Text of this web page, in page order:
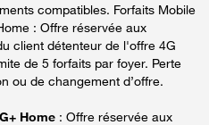
compatibles. Forfaits Mobile
: Offre réservée aux
client détenteur de l'offre 4G
de 5 forfaits par foyer. Perte
ou de changement d’offre.
Home : Offre réservée aux